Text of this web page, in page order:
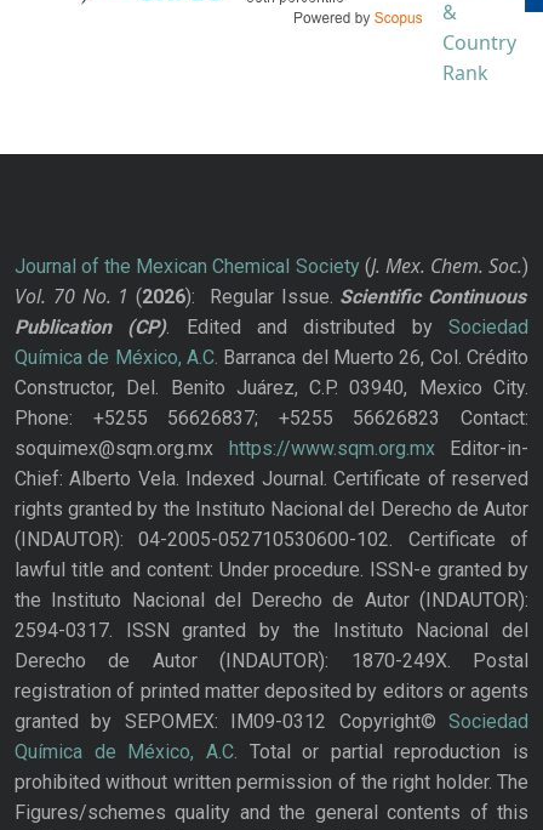
Journal of the Mexican Chemical Society(J. Mex. Chem. Soc.)
Vol. 70 No. 1 (2026): Regular Issue. Scientific Continuous
Publication
(CP). Edited and distributed bySociedad
Química de México, A.C. Barranca del Muerto 26, Col. Crédito
Constructor, Del. Benito Juárez, C.P. 03940, Mexico City.
Phone: +5255 56626837; +5255 56626823 Contact:
soquimex@sqm.org.mx https://www.sqm.org.mxEditor-in-
Chief: Alberto Vela. Indexed Journal. Certificate of reserved
rights granted by the Instituto Nacional del Derecho de Autor
(INDAUTOR): 04-2005-052710530600-102. Certificate of
lawful title and content: Under procedure. ISSN-e granted by
the Instituto Nacional del Derecho de Autor (INDAUTOR):
2594-0317. ISSN granted by the Instituto Nacional del
Derecho de Autor (INDAUTOR): 1870-249X. Postal
registration of printed matter deposited by editors or agents
granted by SEPOMEX: IM09-0312 Copyright© Sociedad
Química de México, A.C. Total or partial reproduction is
prohibited without written permission of the right holder. The
Figures/schemes quality and the general contents of this